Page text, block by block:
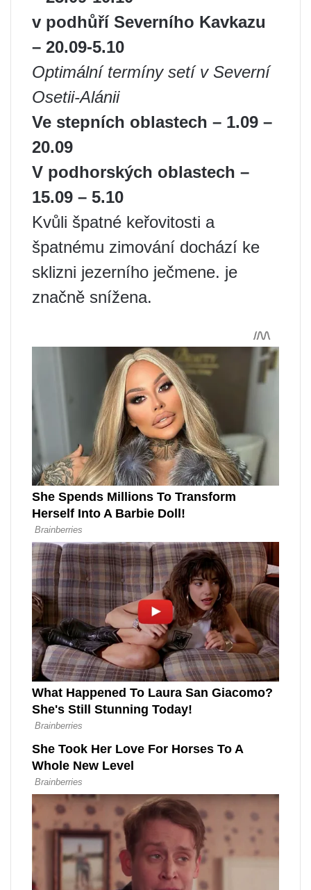
v podhůří Severního Kavkazu
– 20.09-5.10
Optimální termíny setí v Severní
Osetii-Alánii
Ve stepních oblastech – 1.09 –
20.09
V podhorských oblastech –
15.09 – 5.10
Kvůli špatné keřovitosti a
špatnému zimování dochází ke
sklizni jezerního ječmene. je
značně snížena.